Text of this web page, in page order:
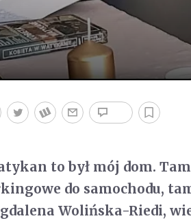
to był mój dom.
do samochodu,
Wolińska-Riedi,